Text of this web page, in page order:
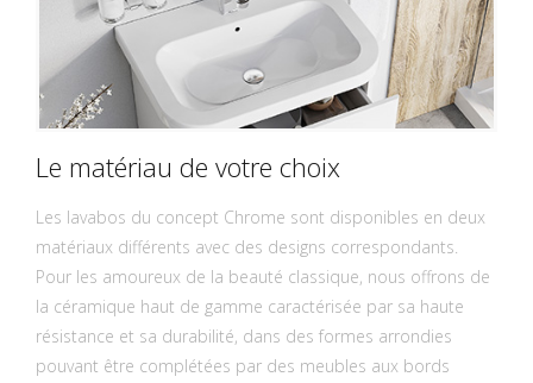
Le matériau de votre choix
Les lavabos du concept Chrome sont disponibles en deux
matériaux différents avec des designs correspondants.
Pour les amoureux de la beauté classique, nous offrons de
la céramique haut de gamme caractérisée par sa haute
résistance et sa durabilité, dans des formes arrondies
pouvant être complétées par des meubles aux bords